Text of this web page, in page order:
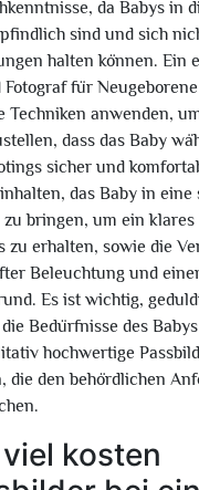
da Babys in
sind und sich
halten können. Ein
Fotograf für
Techniken anwenden,
dass das Baby
sicher und
das Baby in eine
zu bringen, um ein klares
zu erhalten, sowie die
Beleuchtung und
Es ist wichtig,
Bedürfnisse des
hochwertige
die den behördlichen
kosten